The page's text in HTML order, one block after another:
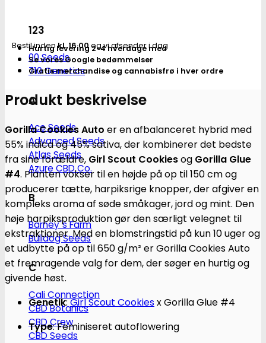
123
00 Seeds
710 Genetics
A
Ace Seeds
Advanced Seeds
Atlas Seeds
Azure CBD Co.
B
Barney´s Farm
Bulldog Seeds
C
Cali Connection
CBD Botanics
CBD Crew
CBD Seeds
Autoblomstrende
cannabisfrø
-
antal
Bestil indenkl. 16.00og vi afsender i dag
Hurtig levering 2-4 hverdage med
Se vores Google bedømmelser
Gratis merchandise og cannabisfrø i hver ordre
Produkt beskrivelse
Gorilla Cookies Auto er en afbalanceret hybrid med
55% indica og 45% sativa, der kombinerer det bedste
fra sine forældre, Girl Scout Cookiesog Gorilla Glue
#4. Planten vokser til en højde på op til 150 cm og
producerer tætte, harpiksrige knopper, der afgiver en
kompleks aroma af søde småkager, jord og mint. Den
høje harpiksproduktion gør den særligt velegnet til
ekstraktioner.Med en blomstringstid på kun 10 uger og
et udbytte på op til 650 g/m² er Gorilla Cookies Auto
et fremragende valg for dem, der søger en hurtig og
givende høst.
Genetik:Girl Scout Cookiesx Gorilla Glue #4
Type:Feminiseret autoflowering